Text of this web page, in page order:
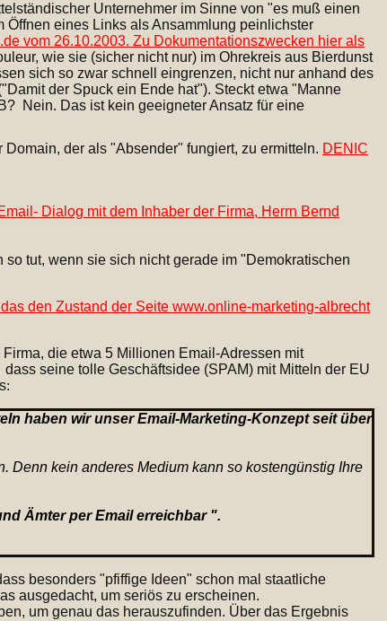
Unternehmer im Sinne von "es muß einen
eines Links als Ansammlung peinlichster
vom 26.10.2003. Zu Dokumentationszwecken hier als
wie sie (sicher nicht nur) im Ohrekreis aus Bierdunst
sich so zwar schnell eingrenzen, nicht nur anhand des
der Spuck ein Ende hat"). Steckt etwa "Manne
Nein. Das ist kein geeigneter Ansatz für eine
der als "Absender" fungiert, zu ermitteln. DENIC
Dialog mit dem Inhaber der Firma, Herrn Bernd
tut, wenn sie sich nicht gerade im "Demokratischen
den Zustand der Seite www.online-marketing-albrecht
die etwa 5 Millionen Email-Adressen mit
seine tolle Geschäftsidee (SPAM) mit Mitteln der EU
:
haben wir unser Email-Marketing-Konzept seit über
Denn kein anderes Medium kann so kostengünstig Ihre
Ämter per Email erreichbar ".
besonders "pfiffige Ideen" schon mal staatliche
ausgedacht, um seriös zu erscheinen.
um genau das herauszufinden. Über das Ergebnis